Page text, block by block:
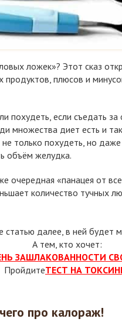
ложек»? Этот сказ
плюсов и
похудеть, если съедать за
множества диет есть и
только похудеть, но даже
объём желудка.
очередная «панацея от
количество тучных
статью далее, в ней будет
А тем, кто хочет:
ЗАШЛАКОВАННОСТИ
ПройдитеТЕСТ НА
про калораж!